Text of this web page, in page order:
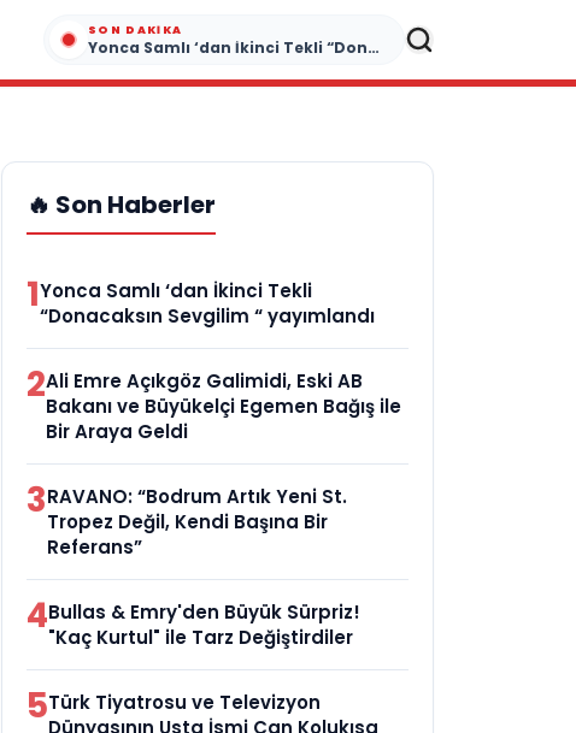
SON DAKIKA
Yonca Samlı ‘dan İkinci Tekli “Donacaksın Sevgilim “ yayımlandı
🔥 Son Haberler
1Yonca Samlı ‘dan İkinci Tekli
“Donacaksın Sevgilim “ yayımlandı
2Ali Emre Açıkgöz Galimidi, Eski AB
Bakanı ve Büyükelçi Egemen Bağış ile
Bir Araya Geldi
3RAVANO: “Bodrum Artık Yeni St.
Tropez Değil, Kendi Başına Bir
Referans”
4Bullas & Emry'den Büyük Sürpriz!
"Kaç Kurtul" ile Tarz Değiştirdiler
5Türk Tiyatrosu ve Televizyon
Dünyasının Usta İsmi Can Kolukısa